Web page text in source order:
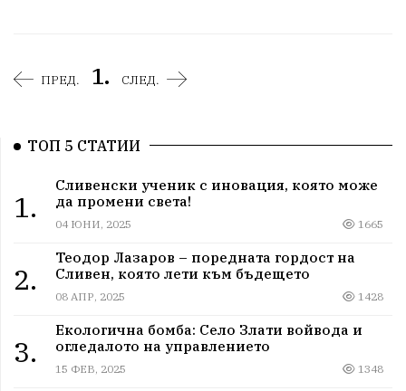
ПРЕД. 1. СЛЕД.
ТОП 5 СТАТИИ
1.
Сливенски ученик с иновация, която може
да промени света!
04 ЮНИ, 2025 1665
2.
Теодор Лазаров – поредната гордост на
Сливен, която лети към бъдещето
08 АПР, 2025 1428
3.
Екологична бомба: Село Злати войвода и
огледалото на управлението
15 ФЕВ, 2025 1348